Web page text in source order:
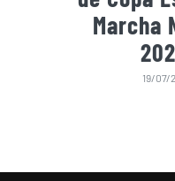
Marcha
19/07/